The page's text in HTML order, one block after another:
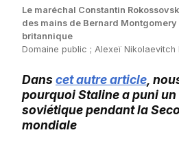
Le maréchal Constantin
des mains de Bernard
britannique
Domaine public ; Alexeï Nikolaevitch
Danscet autre article ,
pourquoi Staline a puni
soviétique pendant la
mondiale